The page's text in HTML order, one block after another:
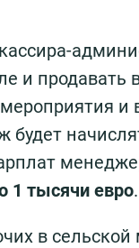
и продавать
и
будет
1 тысячи евро.
в сельской